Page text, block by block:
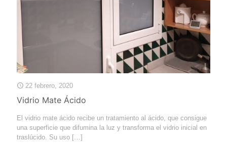
22 febrero, 2020
Vidrio Mate Ácido
El vidrio mate ácido recibe un tratamiento al ácido, que consigue
una superficie que difumina la luz y transforma el vidrio inicial en
traslúcido. Su uso […]